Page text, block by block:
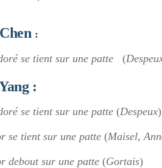
Chen :
se tient sur une patte (
:
se tient sur une patte (Despeux)
se tient sur une patte (Maisel,
debout sur une patte (Gortais)